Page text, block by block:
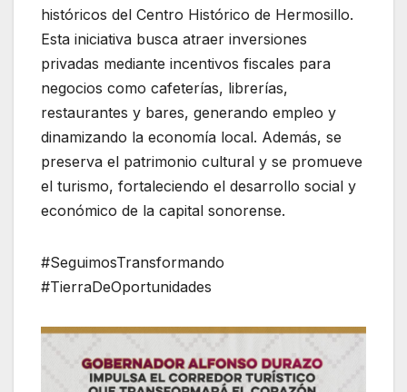
históricos del Centro Histórico de Hermosillo.
Esta iniciativa busca atraer inversiones
privadas mediante incentivos fiscales para
negocios como cafeterías, librerías,
restaurantes y bares, generando empleo y
dinamizando la economía local. Además, se
preserva el patrimonio cultural y se promueve
el turismo, fortaleciendo el desarrollo social y
económico de la capital sonorense.
#SeguimosTransformando
#TierraDeOportunidades